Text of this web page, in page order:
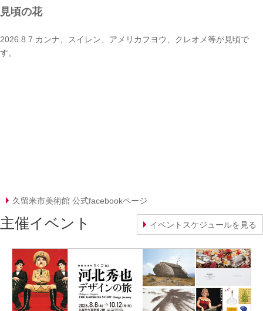
見頃の花
2026.8.7 カンナ、スイレン、アメリカフヨウ、クレオメ等が見頃で
す。
久留米市美術館 公式facebookページ
主催イベント イベントスケジュールを見る